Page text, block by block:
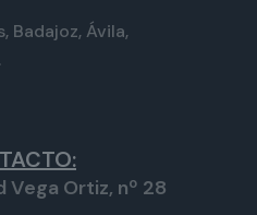
Badajoz, Ávila,
Vega Ortiz, nº 28